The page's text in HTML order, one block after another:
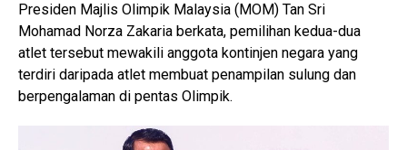
Presiden Majlis Olimpik Malaysia (MOM) Tan Sri
Mohamad Norza Zakaria berkata, pemilihan kedua-dua
atlet tersebut mewakili anggota kontinjen negara yang
terdiri daripada atlet membuat penampilan sulung dan
berpengalaman di pentas Olimpik.